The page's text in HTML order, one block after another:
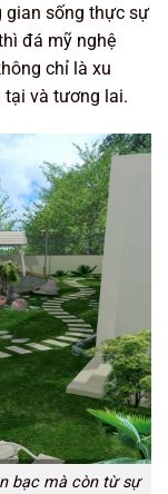
gian sống thực sự
đá mỹ nghệ
chỉ là xu
tại và tương lai.
bạc mà còn từ sự